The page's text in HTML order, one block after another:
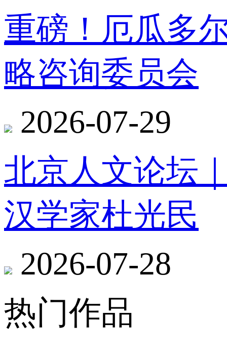
重磅！厄瓜多
略咨询委员会
2026-07-29
北京人文论坛
汉学家杜光民
2026-07-28
热门作品